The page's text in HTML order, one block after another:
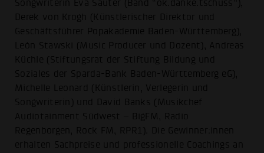
Songwriterin Eva Sauter (Band “ok.danke.tschüss”),
Derek von Krogh (Künstlerischer Direktor und
Geschäftsführer Popakademie Baden-Württemberg),
León Stawski (Music Producer und Dozent), Andreas
Küchle (Stiftungsrat der Stiftung Bildung und
Soziales der Sparda-Bank Baden-Württemberg eG),
Michelle Leonard (Künstlerin, Verlegerin und
Songwriterin) und David Banks (Musikchef
Audiotainment Südwest – BigFM, Radio
Regenborgen, Rock FM, RPR1). Die Gewinner:innen
erhalten Sachpreise und professionelle Coachings an